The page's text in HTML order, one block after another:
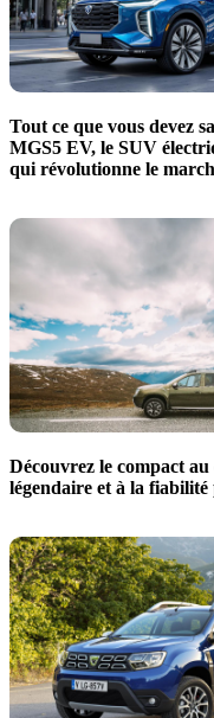
Tout ce que vous devez
MGS5 EV, le SUV
qui révolutionne le
Découvrez le compact
légendaire et à la fiabilité